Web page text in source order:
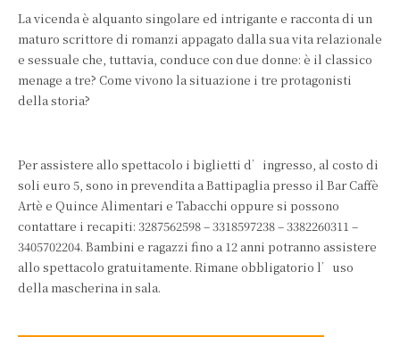
La vicenda è alquanto singolare ed intrigante e racconta di un
maturo scrittore di romanzi appagato dalla sua vita relazionale
e sessuale che, tuttavia, conduce con due donne: è il classico
menage a tre? Come vivono la situazione i tre protagonisti
della storia?
Per assistere allo spettacolo i biglietti d’ingresso, al costo di
soli euro 5, sono in prevendita a Battipaglia presso il Bar Caffè
Artè e Quince Alimentari e Tabacchi oppure si possono
contattare i recapiti: 3287562598 – 3318597238 – 3382260311 –
3405702204. Bambini e ragazzi fino a 12 anni potranno assistere
allo spettacolo gratuitamente. Rimane obbligatorio l’uso
della mascherina in sala.